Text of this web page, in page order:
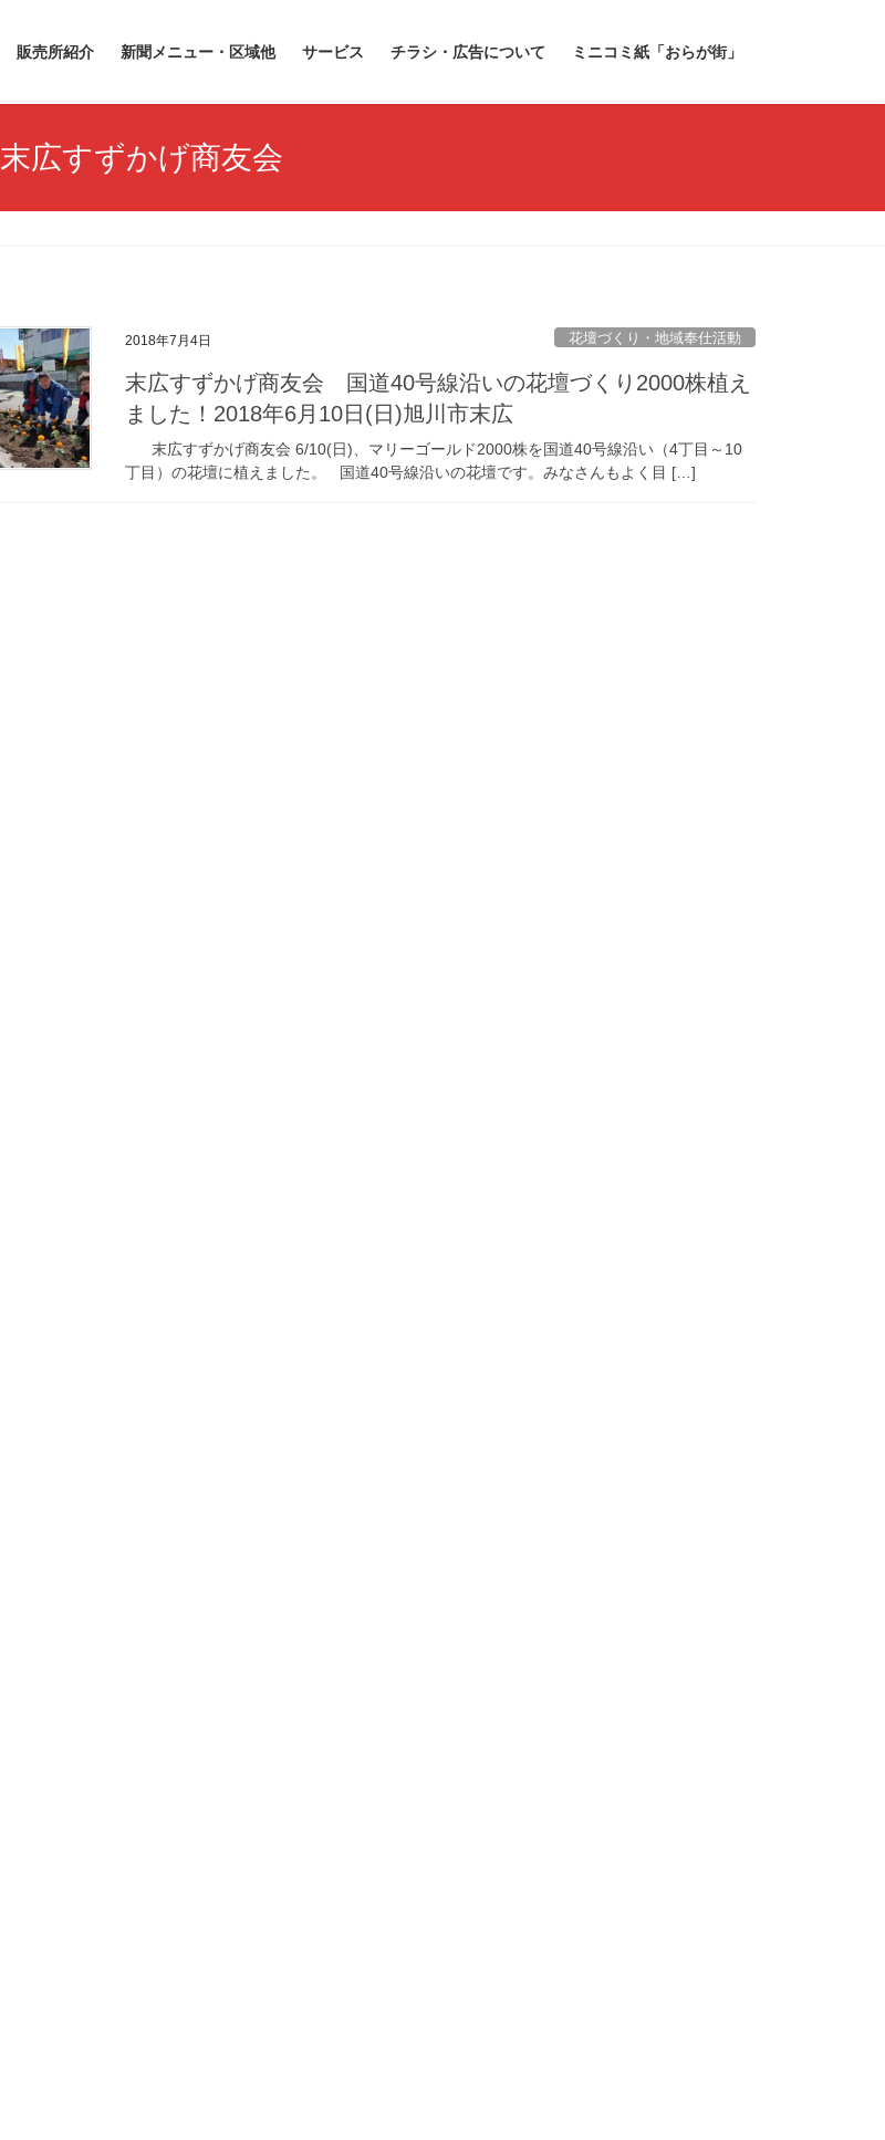
販売所紹介 新聞メニュー・区域他 サービス チラシ・広告について ミニコミ紙「おらが街」
末広すずかげ商友会
2018年7月4日 花壇づくり・地域奉仕活動
末広すずかげ商友会 国道40号線沿いの花壇づくり2000株植え
ました！2018年6月10日(日)旭川市末広
末広すずかげ商友会 6/10(日)、マリーゴールド2000株を国道40号線沿い（4丁目～10
丁目）の花壇に植えました。 国道40号線沿いの花壇です。みなさんもよく目 […]